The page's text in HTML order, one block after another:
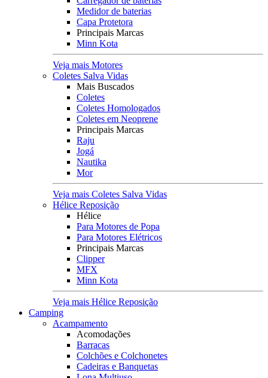
Medidor de baterias
Capa Protetora
Principais Marcas
Minn Kota
Veja mais Motores
Coletes Salva Vidas
Mais Buscados
Coletes
Coletes Homologados
Coletes em Neoprene
Principais Marcas
Raju
Jogá
Nautika
Mor
Veja mais Coletes Salva Vidas
Hélice Reposição
Hélice
Para Motores de Popa
Para Motores Elétricos
Principais Marcas
Clipper
MFX
Minn Kota
Veja mais Hélice Reposição
Camping
Acampamento
Acomodações
Barracas
Colchões e Colchonetes
Cadeiras e Banquetas